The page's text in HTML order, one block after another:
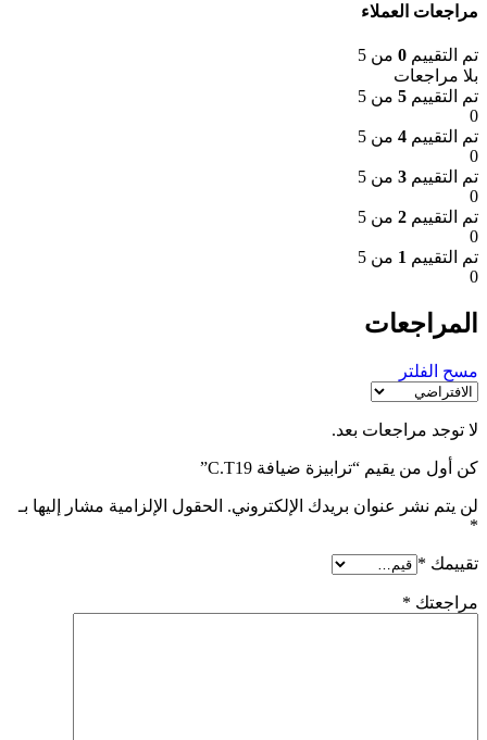
مراجعات العملاء
تم التقييم 0 من 5
بلا مراجعات
تم التقييم 5 من 5
0
تم التقييم 4 من 5
0
تم التقييم 3 من 5
0
تم التقييم 2 من 5
0
تم التقييم 1 من 5
0
المراجعات
مسح الفلتر
لا توجد مراجعات بعد.
كن أول من يقيم “ترابيزة ضيافة C.T19”
لن يتم نشر عنوان بريدك الإلكتروني. الحقول الإلزامية مشار إليها بـ
*
تقييمك *
مراجعتك *